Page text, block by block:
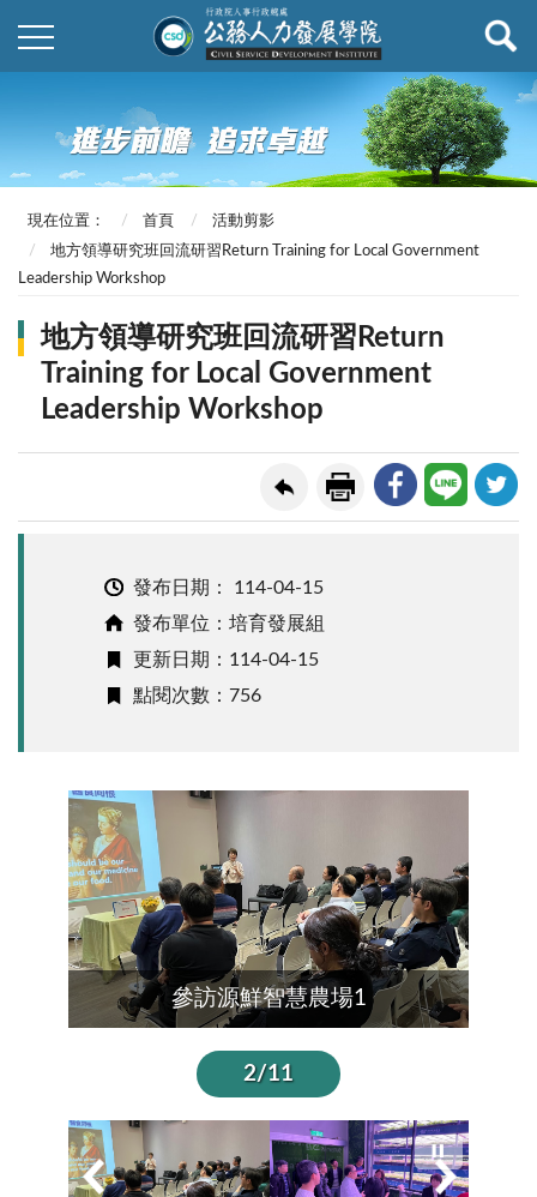
現在位置： 首頁
活動剪影
地方領導研究班回流研習Return Training for Local Government
Leadership Workshop
地方領導研究班回流研習Return
Training for Local Government
Leadership Workshop
發布日期： 114-04-15
發布單位：培育發展組
更新日期：114-04-15
點閱次數：756
參訪源鮮智慧農場1
參訪源鮮智慧農場
2/11